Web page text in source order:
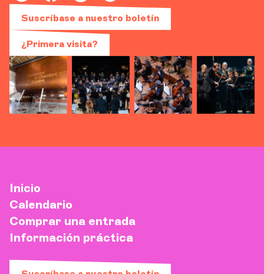
Suscríbase a nuestro boletín
¿Primera visita?
Inicio
Calendario
Comprar una entrada
Información práctica